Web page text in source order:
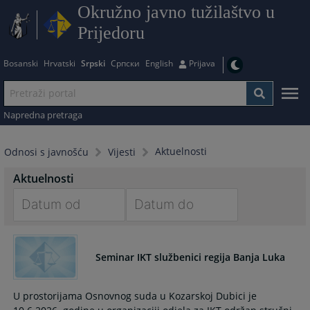
Okružno javno tužilaštvo u
Prijedoru
Bosanski Hrvatski Srpski Српски English Prijava
Napredna pretraga
Odnosi s javnošću Vijesti Aktuelnosti
Aktuelnosti
forward
interact
the
to
the
Seminar IKT službenici regija Banja Luka
U prostorijama Osnovnog suda u Kozarskoj Dubici je